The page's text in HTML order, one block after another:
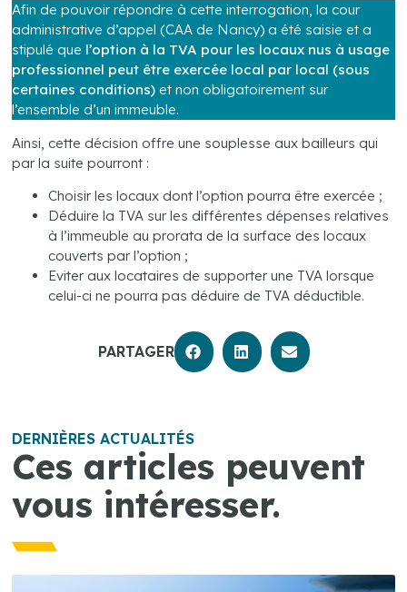
Afin de pouvoir répondre à cette interrogation, la cour
administrative d’appel (CAA de Nancy) a été saisie et a
stipulé que l’option à la TVA pour les locaux nus à usage
professionnel peut être exercée local par local (sous
certaines conditions) et non obligatoirement sur
l’ensemble d’un immeuble.
Ainsi, cette décision offre une souplesse aux bailleurs qui
par la suite pourront :
Choisir les locaux dont l’option pourra être exercée ;
Déduire la TVA sur les différentes dépenses relatives
à l’immeuble au prorata de la surface des locaux
couverts par l’option ;
Eviter aux locataires de supporter une TVA lorsque
celui-ci ne pourra pas déduire de TVA déductible.
PARTAGER
DERNIÈRES ACTUALITÉS
Ces articles peuvent
vous intéresser.